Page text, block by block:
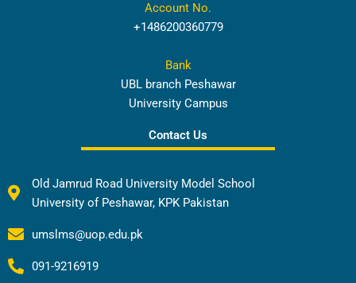
Account No.
+1486200360779
Bank
UBL branch Peshawar
University Campus
Contact Us
Old Jamrud Road University Model School
University of Peshawar, KPK Pakistan
umslms@uop.edu.pk
091-9216919